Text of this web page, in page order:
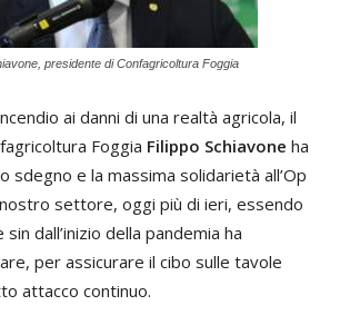
presidente di Confagricoltura Foggia
ai danni di una realtà agricola, il
Foggia Filippo Schiavone ha
sdegno e la massima solidarietà all’Op
settore, oggi più di ieri, essendo
dall’inizio della pandemia ha
per assicurare il cibo sulle tavole
attacco continuo.